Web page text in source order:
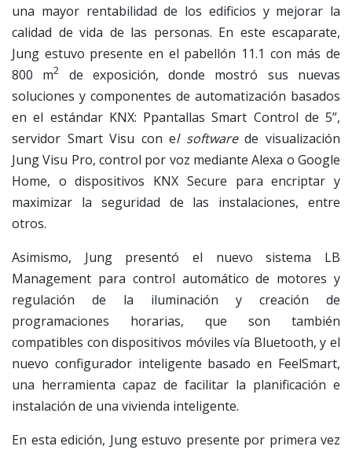
una mayor rentabilidad de los edificios y mejorar la
calidad de vida de las personas. En este escaparate,
Jung estuvo presente en el pabellón 11.1 con más de
800 m2
de exposición, donde mostró sus nuevas
soluciones y componentes de automatización basados
en el estándar KNX: Ppantallas Smart Control de 5”,
servidor Smart Visu con el softwarede visualización
Jung Visu Pro, control por voz mediante Alexa o Google
Home, o dispositivos KNX Secure para encriptar y
maximizar la seguridad de las instalaciones, entre
otros.
Asimismo, Jung presentó el nuevo sistema LB
Management para control automático de motores y
regulación de la iluminación y creación de
programaciones horarias, que son también
compatibles con dispositivos móviles vía Bluetooth, y el
nuevo configurador inteligente basado en FeelSmart,
una herramienta capaz de facilitar la planificación e
instalación de una vivienda inteligente.
En esta edición, Jung estuvo presente por primera vez